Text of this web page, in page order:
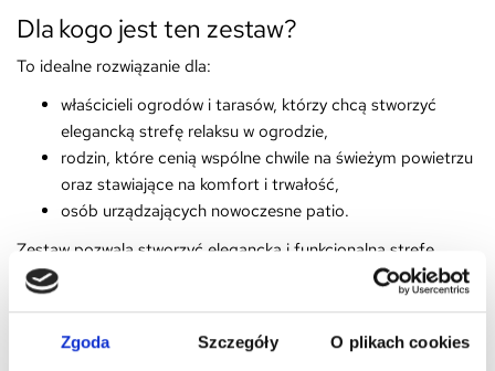
Zgoda Szczegóły O plikach cookies
Dla kogo jest ten zestaw?
To idealne rozwiązanie dla:
właścicieli ogrodów i tarasów, którzy chcą stworzyć
elegancką strefę relaksu w ogrodzie,
rodzin, które cenią wspólne chwile na świeżym powietrzu
oraz stawiające na komfort i trwałość,
osób urządzających nowoczesne patio.
Zestaw pozwala stworzyć elegancką i funkcjonalną strefę
wypoczynkową w każdej przestrzeni zewnętrznej.
Dlaczego warto postawić na zestaw
ogrodowy Eleganza?